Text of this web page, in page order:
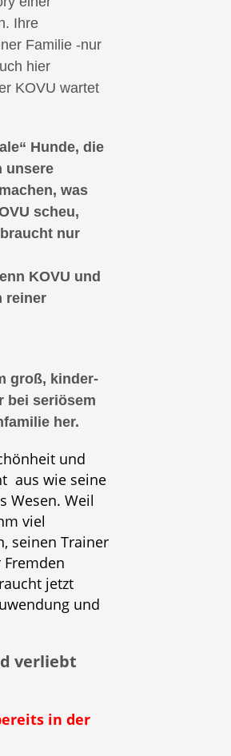
Ihre
Familie -nur
hier
KOVU wartet
Hunde, die
unsere
was
scheu,
nur
KOVU und
reiner
groß, kinder-
bei seriösem
her.
und
aus wie seine
Wesen. Weil
viel
seinen Trainer
jetzt
und
verliebt
in der